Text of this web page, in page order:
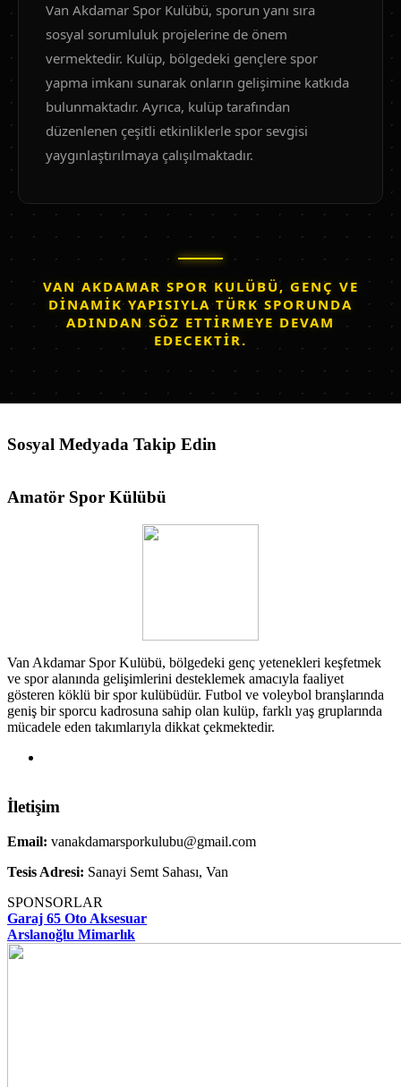
Van Akdamar Spor Kulübü, sporun yanı sıra
sosyal sorumluluk projelerine de önem
vermektedir. Kulüp, bölgedeki gençlere spor
yapma imkanı sunarak onların gelişimine katkıda
bulunmaktadır. Ayrıca, kulüp tarafından
düzenlenen çeşitli etkinliklerle spor sevgisi
yaygınlaştırılmaya çalışılmaktadır.
VAN AKDAMAR SPOR KULÜBÜ, GENÇ VE
DINAMIK YAPISIYLA TÜRK SPORUNDA
ADINDAN SÖZ ETTIRMEYE DEVAM
EDECEKTIR.
Sosyal Medyada Takip Edin
Amatör Spor Külübü
Van Akdamar Spor Kulübü, bölgedeki genç yetenekleri keşfetmek
ve spor alanında gelişimlerini desteklemek amacıyla faaliyet
gösteren köklü bir spor kulübüdür. Futbol ve voleybol branşlarında
geniş bir sporcu kadrosuna sahip olan kulüp, farklı yaş gruplarında
mücadele eden takımlarıyla dikkat çekmektedir.
İletişim
Email: vanakdamarsporkulubu@gmail.com
Tesis Adresi: Sanayi Semt Sahası, Van
SPONSORLAR
Garaj 65 Oto Aksesuar
Arslanoğlu Mimarlık